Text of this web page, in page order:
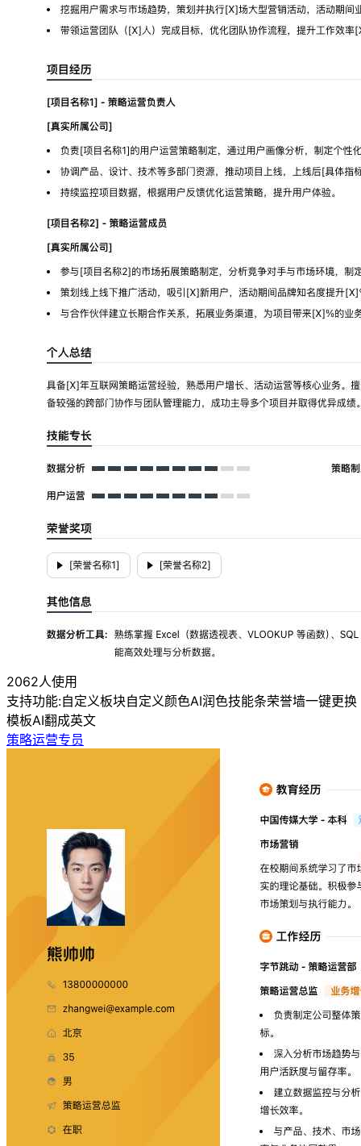
2062人使用
支持功能:自定义板块自定义颜色AI润色技能条荣誉墙一键更换
模板AI翻成英文
策略运营专员